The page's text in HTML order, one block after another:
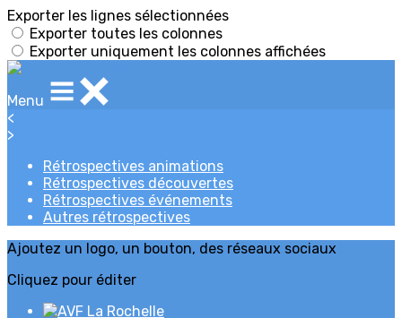
Exporter les lignes sélectionnées
Exporter toutes les colonnes
Exporter uniquement les colonnes affichées
Menu
<
>
Rétrospectives animations
Rétrospectives découvertes
Rétrospectives événements
Autres rétrospectives
Ajoutez un logo, un bouton, des réseaux sociaux
Cliquez pour éditer